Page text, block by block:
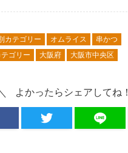
カテゴリー オムライス
串かつ
ゴリー
大阪府 大阪市中央区
よかったらシェアしてね！